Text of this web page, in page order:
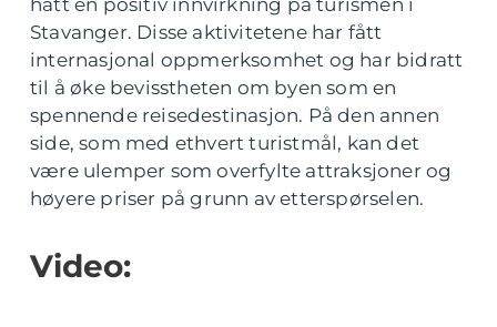
hatt en positiv innvirkning på turismen i
Stavanger. Disse aktivitetene har fått
internasjonal oppmerksomhet og har bidratt
til å øke bevisstheten om byen som en
spennende reisedestinasjon. På den annen
side, som med ethvert turistmål, kan det
være ulemper som overfylte attraksjoner og
høyere priser på grunn av etterspørselen.
Video: